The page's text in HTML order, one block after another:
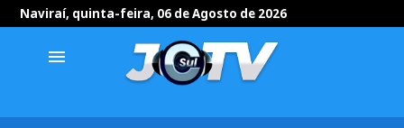
Naviraí, quinta-feira, 06 de Agosto de 2026
menu